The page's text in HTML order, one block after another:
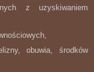
z uzyskiwaniem
obuwia, środków